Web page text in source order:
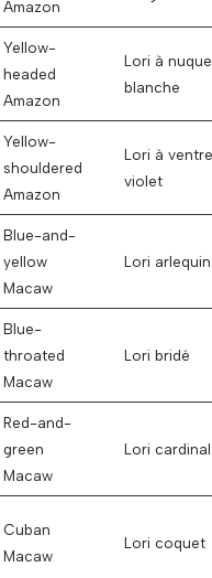
Amazon
Yellow-
headed
Amazon
Lori à nuque
blanche
Yellow-
shouldered
Amazon
Lori à ventre
violet
Blue-and-
yellow
Macaw
Lori arlequin
Blue-
throated
Macaw
Lori bridé
Red-and-
green
Macaw
Lori cardinal
Cuban
Macaw
Lori coquet